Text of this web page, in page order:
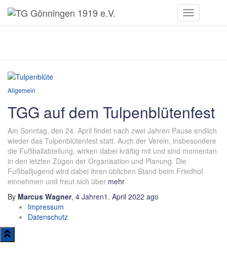
Toggle
Allgemein
TGG auf dem Tulpenblütenfest
Am Sonntag, den 24. April findet nach zwei Jahren Pause endlich
wieder das Tulpenblütenfest statt. Auch der Verein, insbesondere
die Fußballabteilung, wirken dabei kräftig mit und sind momentan
in den letzten Zügen der Organisation und Planung. Die
Fußballjugend wird dabei ihren üblichen Stand beim Friedhof
einnehmen und freut sich über mehr
By Marcus Wagner, 4 Jahren1. April 2022 ago
Impressum
Datenschutz